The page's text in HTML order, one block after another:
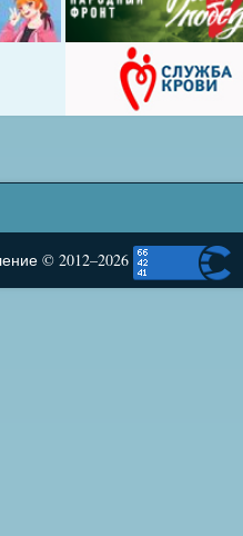
© 2012–2026